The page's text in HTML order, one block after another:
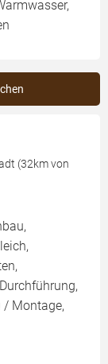
(32km von
/ Montage,